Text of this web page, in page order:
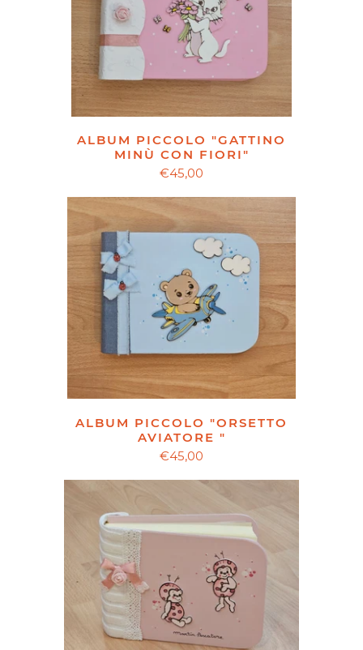
ALBUM PICCOLO "GATTINO
MINÙ CON FIORI"
€45,00
ALBUM PICCOLO "ORSETTO
AVIATORE "
€45,00